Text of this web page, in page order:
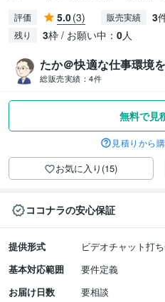
評価 5.0(3) 販売実績 3
残り 3枠 / お願い中： 0人
たか＠快適な仕事環境
総販売実績： 4件
無料で見
見積りから
お気に入り(15)
ココナラの安心保証
提供形式
ビデオチャット打
基本対応範囲
要件定義
お届け日数
要相談